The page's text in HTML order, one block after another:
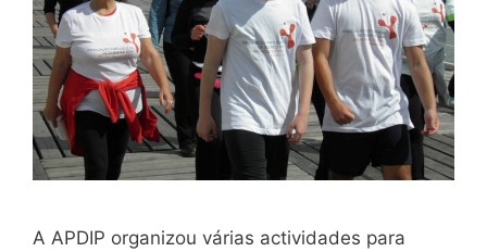
A APDIP organizou várias actividades para